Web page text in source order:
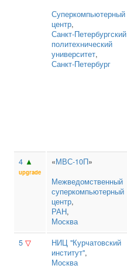
Суперкомпьютерный
центр,
Санкт‑Петербургский
политехнический
университет,
Санкт-Петербург
4 ▲
upgrade
«МВС-10П»
Межведомственный
суперкомпьютерный
центр,
РАН,
Москва
5 ▽
НИЦ "Курчатовский
институт",
Москва